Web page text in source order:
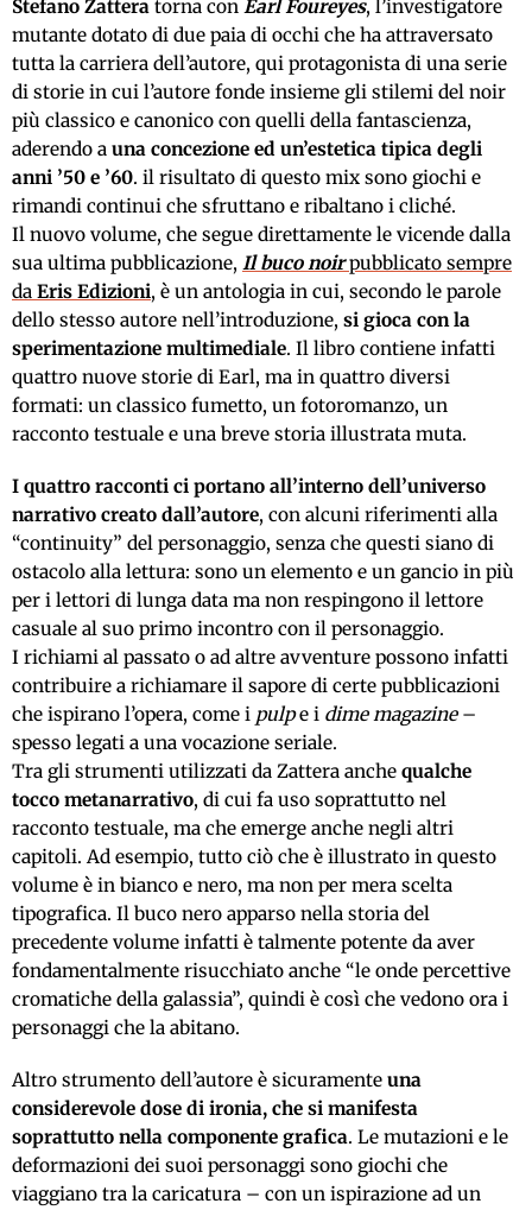
Stefano Zattera torna con Earl Foureyes, l’investigatore
mutante dotato di due paia di occhi che ha attraversato
tutta la carriera dell’autore, qui protagonista di una serie
di storie in cui l’autore fonde insieme gli stilemi del noir
più classico e canonico con quelli della fantascienza,
aderendo a una concezione ed un’estetica tipica degli
anni ’50 e ’60. il risultato di questo mix sono giochi e
rimandi continui che sfruttano e ribaltano i cliché.
Il nuovo volume, che segue direttamente le vicende dalla
sua ultima pubblicazione, Il buco noirpubblicato sempre
da Eris Edizioni, è un antologia in cui, secondo le parole
dello stesso autore nell’introduzione, si gioca con la
sperimentazione multimediale. Il libro contiene infatti
quattro nuove storie di Earl, ma in quattro diversi
formati: un classico fumetto, un fotoromanzo, un
racconto testuale e una breve storia illustrata muta.
I quattro racconti ci portano all’interno dell’universo
narrativo creato dall’autore, con alcuni riferimenti alla
“continuity” del personaggio, senza che questi siano di
ostacolo alla lettura: sono un elemento e un gancio in più
per i lettori di lunga data ma non respingono il lettore
casuale al suo primo incontro con il personaggio.
I richiami al passato o ad altre avventure possono infatti
contribuire a richiamare il sapore di certe pubblicazioni
che ispirano l’opera, come i pulpe i dime magazine–
spesso legati a una vocazione seriale.
Tra gli strumenti utilizzati da Zattera anche qualche
tocco metanarrativo, di cui fa uso soprattutto nel
racconto testuale, ma che emerge anche negli altri
capitoli. Ad esempio, tutto ciò che è illustrato in questo
volume è in bianco e nero, ma non per mera scelta
tipografica. Il buco nero apparso nella storia del
precedente volume infatti è talmente potente da aver
fondamentalmente risucchiato anche “le onde percettive
cromatiche della galassia”, quindi è così che vedono ora i
personaggi che la abitano.
Altro strumento dell’autore è sicuramente una
considerevole dose di ironia, che si manifesta
soprattutto nella componente grafica. Le mutazioni e le
deformazioni dei suoi personaggi sono giochi che
viaggiano tra la caricatura – con un ispirazione ad un